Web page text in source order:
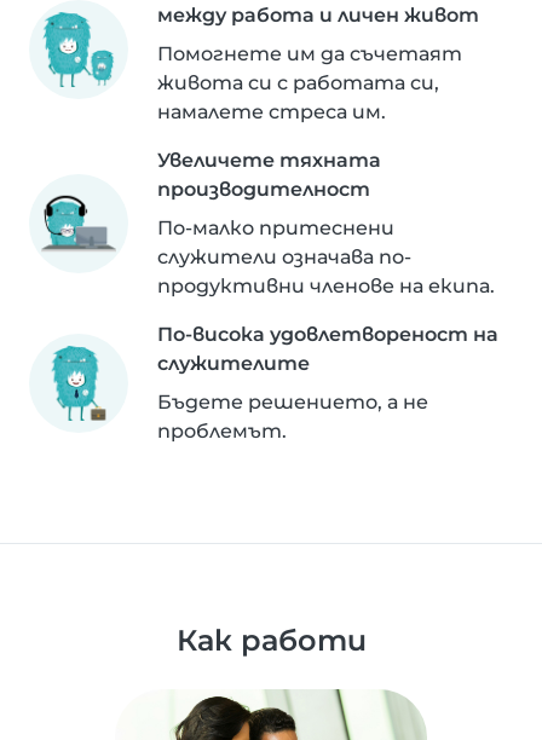
между работа и личен живот
Помогнете им да съчетаят
живота си с работата си,
намалете стреса им.
Увеличете тяхната
производителност
По-малко притеснени
служители означава по-
продуктивни членове на екипа.
По-висока удовлетвореност на
служителите
Бъдете решението, а не
проблемът.
Как работи